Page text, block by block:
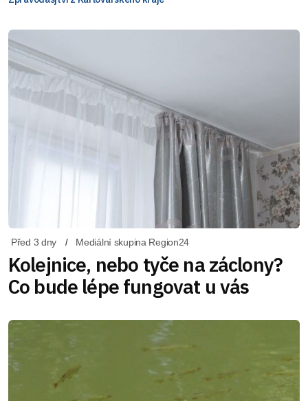
Před 3 dny Mediální skupina Region24
Kolejnice, nebo tyče na záclony?
Co bude lépe fungovat u vás